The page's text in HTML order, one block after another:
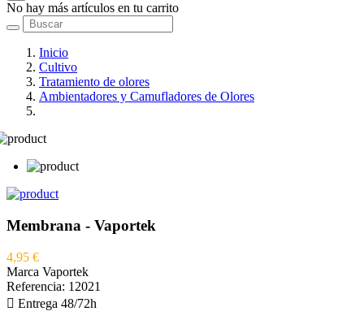
No hay más artículos en tu carrito
Inicio
Cultivo
Tratamiento de olores
Ambientadores y Camufladores de Olores
Membrana - Vaportek
4,95 €
Marca Vaportek
Referencia: 12021
 Entrega 48/72h